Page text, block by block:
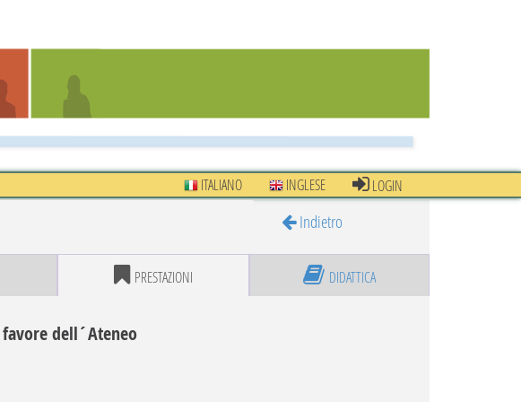
ITALIANO INGLESE
LOGIN
Indietro
PRESTAZIONI DIDATTICA
dell´Ateneo